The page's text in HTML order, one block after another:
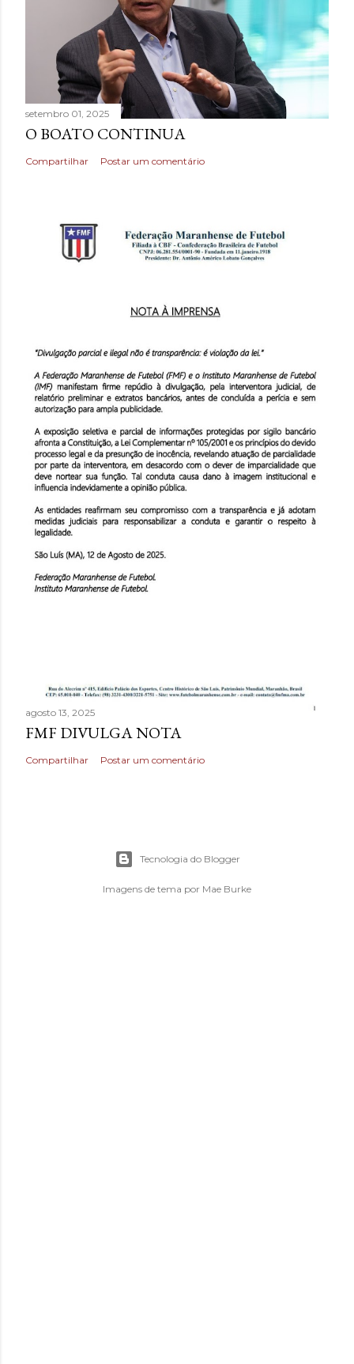
setembro 01, 2025
O BOATO CONTINUA
Compartilhar Postar um comentário
agosto 13, 2025
FMF DIVULGA NOTA
Compartilhar Postar um comentário
Tecnologia do Blogger
Imagens de tema por Mae Burke